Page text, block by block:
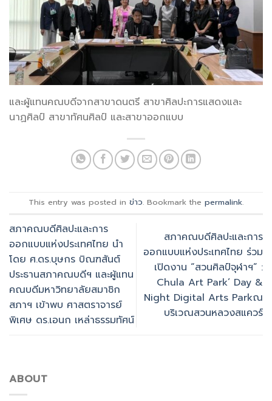
และผู้แทนคณบดีจากสาขาดนตรี สาขาศิลปะการแสดงและ
นาฏศิลป์ สาขาทัศนศิลป์ และสาขาออกแบบ
This entry was posted in ข่าว. Bookmark the permalink.
สภาคณบดีศิลปะและการ
ออกแบบแห่งประเทศไทย นำ
โดย ศ.ดร.บุษกร บิณฑสันต์
ประธานสภาคณบดีฯ และผู้แทน
คณบดีมหาวิทยาลัยสมาชิก
สภาฯ เข้าพบ ศาสตราจารย์
พิเศษ ดร.เอนก เหล่าธรรมทัศน์
สภาคณบดีศิลปะและการ
ออกแบบแห่งประเทศไทย ร่วม
เปิดงาน “สวนศิลป์จุฬาฯ” :
Chula Art Park’ Day &
Night Digital Arts Parkณ
บริเวณสวนหลวงสแควร์
ABOUT